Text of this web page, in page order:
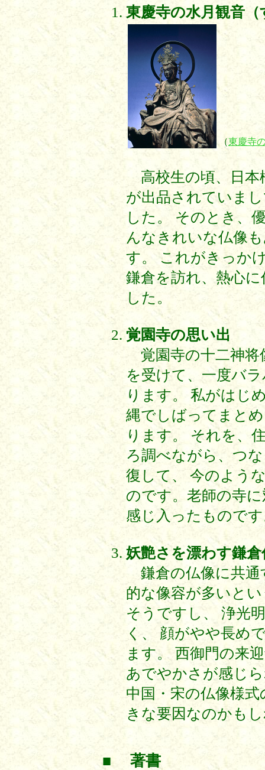
東慶寺の水月観音
（東慶寺
高校生の頃、日本
が出品されていま
した。 そのとき、
んなきれいな仏像
す。 これがきっか
鎌倉を訪れ、熱心
した。
覚園寺の思い出
覚園寺の十二神将
を受けて、一度バ
ります。 私がはじ
縄でしばってまと
ります。 それを、
ろ調べながら、つ
復して、 今のよう
のです。老師の寺
感じ入ったもので
妖艶さを漂わす鎌倉
鎌倉の仏像に共通
的な像容が多いと
そうですし、 浄光
く、 顔がやや長め
ます。 西御門の来
あでやかさが感じ
中国・宋の仏像様
きな要因なのかも
■ 著書